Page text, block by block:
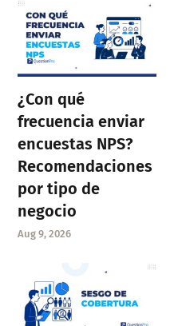
¿Con qué
frecuencia enviar
encuestas NPS?
Recomendaciones
por tipo de
negocio
Aug 9, 2026